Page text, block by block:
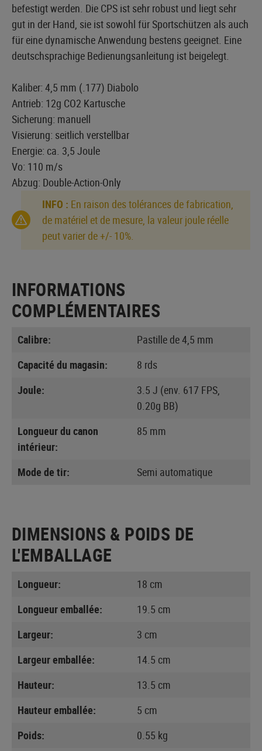
befestigt werden. Die CPS ist sehr robust und liegt sehr
gut in der Hand, sie ist sowohl für Sportschützen als auch
für eine dynamische Anwendung bestens geeignet. Eine
deutschsprachige Bedienungsanleitung ist beigelegt.
Kaliber: 4,5 mm (.177) Diabolo
Antrieb: 12g CO2 Kartusche
Sicherung: manuell
Visierung: seitlich verstellbar
Energie: ca. 3,5 Joule
Vo: 110 m/s
Abzug: Double-Action-Only
INFO : En raison des tolérances de fabrication,
de matériel et de mesure, la valeur joule réelle
peut varier de +/- 10%.
INFORMATIONS
COMPLÉMENTAIRES
Calibre:
Pastille de 4,5 mm
Capacité du magasin:
8 rds
Joule:
3.5 J (env. 617 FPS,
0.20g BB)
Longueur du canon
intérieur:
85 mm
Mode de tir: Semi automatique
DIMENSIONS & POIDS DE
L'EMBALLAGE
Longueur:
18 cm
Longueur emballée:
19.5 cm
Largeur:
3 cm
Largeur emballée:
14.5 cm
Hauteur:
13.5 cm
Hauteur emballée:
5 cm
Poids:
0.55 kg